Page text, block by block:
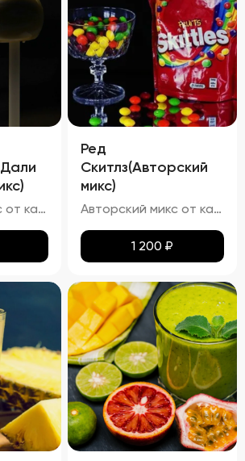
Авторский микс от кальянных мастеров - Авторский Твист наших резидентов, Chupa Chups- Этот освежающий напиток в точности имитирует вкус леденца "Чупа Чупс" со вкусом винограда и чёрной смородины
Ред
Скитлз(Авторский
микс)
Авторский микс от кальянных мастеров - Вкусный мир Skittles -- попробуй радугу
1 200 ₽